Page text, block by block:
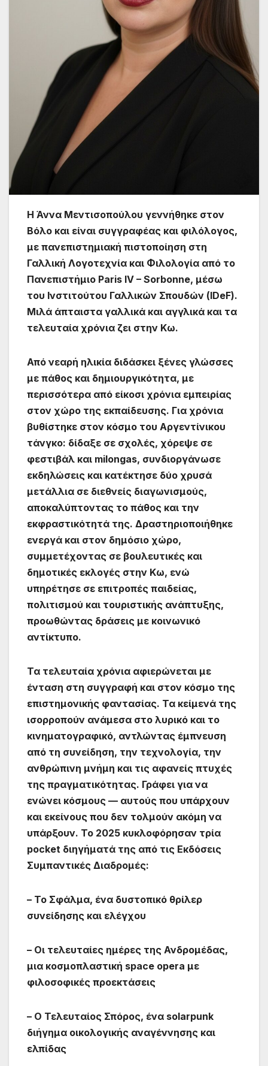
Η Άννα Μεντισοπούλου γεννήθηκε στον
Βόλο και είναι συγγραφέας και φιλόλογος,
με πανεπιστημιακή πιστοποίηση στη
Γαλλική Λογοτεχνία και Φιλολογία από το
Πανεπιστήμιο Paris IV – Sorbonne, μέσω
του Ινστιτούτου Γαλλικών Σπουδών (IDeF).
Μιλά άπταιστα γαλλικά και αγγλικά και τα
τελευταία χρόνια ζει στην Κω.
Από νεαρή ηλικία διδάσκει ξένες γλώσσες
με πάθος και δημιουργικότητα, με
περισσότερα από είκοσι χρόνια εμπειρίας
στον χώρο της εκπαίδευσης. Για χρόνια
βυθίστηκε στον κόσμο του Αργεντίνικου
τάνγκο: δίδαξε σε σχολές, χόρεψε σε
φεστιβάλ και milongas, συνδιοργάνωσε
εκδηλώσεις και κατέκτησε δύο χρυσά
μετάλλια σε διεθνείς διαγωνισμούς,
αποκαλύπτοντας το πάθος και την
εκφραστικότητά της. Δραστηριοποιήθηκε
ενεργά και στον δημόσιο χώρο,
συμμετέχοντας σε βουλευτικές και
δημοτικές εκλογές στην Κω, ενώ
υπηρέτησε σε επιτροπές παιδείας,
πολιτισμού και τουριστικής ανάπτυξης,
προωθώντας δράσεις με κοινωνικό
αντίκτυπο.
Τα τελευταία χρόνια αφιερώνεται με
ένταση στη συγγραφή και στον κόσμο της
επιστημονικής φαντασίας. Τα κείμενά της
ισορροπούν ανάμεσα στο λυρικό και το
κινηματογραφικό, αντλώντας έμπνευση
από τη συνείδηση, την τεχνολογία, την
ανθρώπινη μνήμη και τις αφανείς πτυχές
της πραγματικότητας. Γράφει για να
ενώνει κόσμους — αυτούς που υπάρχουν
και εκείνους που δεν τολμούν ακόμη να
υπάρξουν. Το 2025 κυκλοφόρησαν τρία
pocket διηγήματά της από τις Εκδόσεις
Συμπαντικές Διαδρομές:
– Το Σφάλμα, ένα δυστοπικό θρίλερ
συνείδησης και ελέγχου
– Οι τελευταίες ημέρες της Ανδρομέδας,
μια κοσμοπλαστική space opera με
φιλοσοφικές προεκτάσεις
– Ο Τελευταίος Σπόρος, ένα solarpunk
διήγημα οικολογικής αναγέννησης και
ελπίδας